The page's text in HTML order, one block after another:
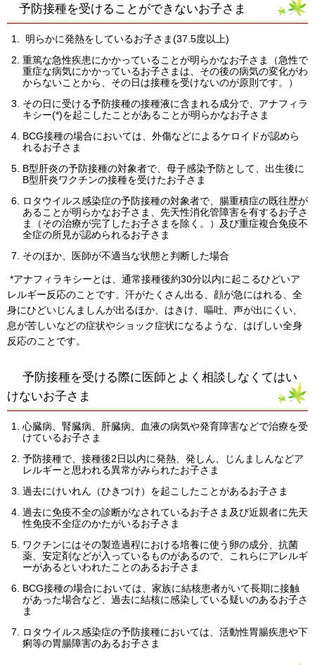
予防接種を受けることができないお子さま
明らかに発熱をしているお子さま(37.5度以上)
重篤な急性疾患にかかっていることが明らかなお子さま（急性で
重症な病気にかかっているお子さまは、その後の病気の変化がわ
からないことから、その日は接種を受けないのが原則です。）
その日に受ける予防接種の接種液に含まれる成分で、アナフィラ
キシー(*)を起こしたことがあることが明らかなお子さま
BCG接種の場合においては、外傷などによるケロイドが認めら
れるお子さま
B型肝炎の予防接種の対象者で、母子感染予防として、出生後に
B型肝炎ワクチンの接種を受けたお子さま
ロタウイルス感染症の予防接種の対象者で、腸重積症の既往歴が
あることが明らかなお子さま、先天性消化管障害を有するお子さ
ま（その治療が完了したお子さまを除く。）及び重症複合免疫不
全症の所見が認められるお子さま
そのほか、医師が不適当な状態と判断した場合
*アナフィラキシーとは、通常接種後約30分以内に起こるひどいア
レルギー反応のことです。汗がたくさん出る、顔が急にはれる、全
身にひどいじんましんが出るほか、はきけ、嘔吐、声が出にくい、
息が苦しいなどの症状やショック症状になるような、はげしい全身
反応のことです。
予防接種を受ける際に医師とよく相談しなくてはい
けないお子さま
心臓病、腎臓病、肝臓病、血液の病気や発育障害などで治療を受
けているお子さま
予防接種で、接種後2日以内に発熱、発しん、じんましんなどア
レルギーと思われる異常がみられたお子さま
過去にけいれん（ひきつけ）を起こしたことがあるお子さま
過去に免疫不全の診断がなされているお子さま及び近親者に先天
性免疫不全症のかたがいるお子さま
ワクチンにはその製造過程における培養に使う卵の成分、抗菌
薬、安定剤などが入っているものがあるので、これらにアレルギ
ーがあるといわれたことのあるお子さま
BCG接種の場合においては、家族に結核患者がいて長期に接触
があった場合など、過去に結核に感染している疑いのあるお子さ
ま
ロタウイルス感染症の予防接種においては、活動性胃腸疾患や下
痢等の胃腸障害のあるお子さま